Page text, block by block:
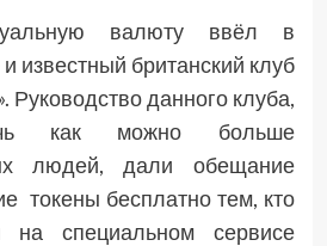
валюту ввёл в
известный британский клуб
Руководство данного клуба,
как можно больше
людей, дали обещание
токены бесплатно тем, кто
на специальном сервисе